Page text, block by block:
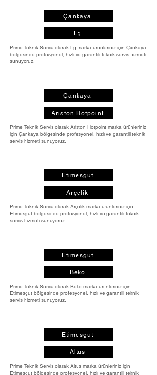
Çankaya
Lg
Prime Teknik Servis olarak Lg marka ürünleriniz için Çankaya
bölgesinde profesyonel, hızlı ve garantili teknik servis hizmeti
sunuyoruz.
Çankaya
Ariston Hotpoint
Prime Teknik Servis olarak Ariston Hotpoint marka ürünleriniz
için Çankaya bölgesinde profesyonel, hızlı ve garantili teknik
servis hizmeti sunuyoruz.
Etimesgut
Arçelik
Prime Teknik Servis olarak Arçelik marka ürünleriniz için
Etimesgut bölgesinde profesyonel, hızlı ve garantili teknik
servis hizmeti sunuyoruz.
Etimesgut
Beko
Prime Teknik Servis olarak Beko marka ürünleriniz için
Etimesgut bölgesinde profesyonel, hızlı ve garantili teknik
servis hizmeti sunuyoruz.
Etimesgut
Altus
Prime Teknik Servis olarak Altus marka ürünleriniz için
Etimesgut bölgesinde profesyonel, hızlı ve garantili teknik